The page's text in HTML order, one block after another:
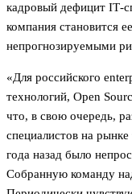
кадровый дефицит IТ-
компания становится
непрогнозируемыми
«Для российского
технологий, Open
что, в свою очередь,
специалистов на
года назад было
Собранную команду